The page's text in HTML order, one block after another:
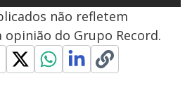
não refletem
opinião do Grupo Record.